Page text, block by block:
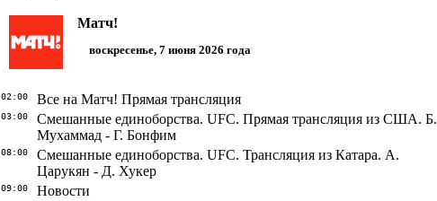
Матч!
воскресенье, 7 июня 2026 года
02:00 Все на Матч! Прямая трансляция
03:00
Смешанные единоборства. UFC. Прямая трансляция из США. Б.
Мухаммад - Г. Бонфим
08:00
Смешанные единоборства. UFC. Трансляция из Катара. А.
Царукян - Д. Хукер
09:00 Новости